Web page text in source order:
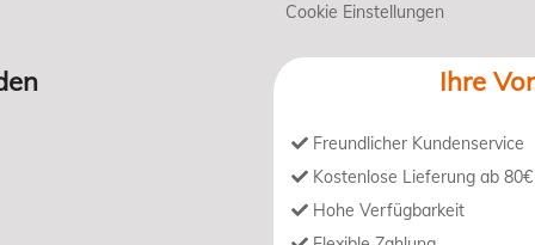
Cookie Einstellungen
Ihre
Freundlicher Kundenservice
Kostenlose Lieferung ab
Hohe Verfügbarkeit